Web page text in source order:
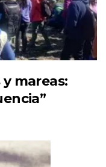
mareas: